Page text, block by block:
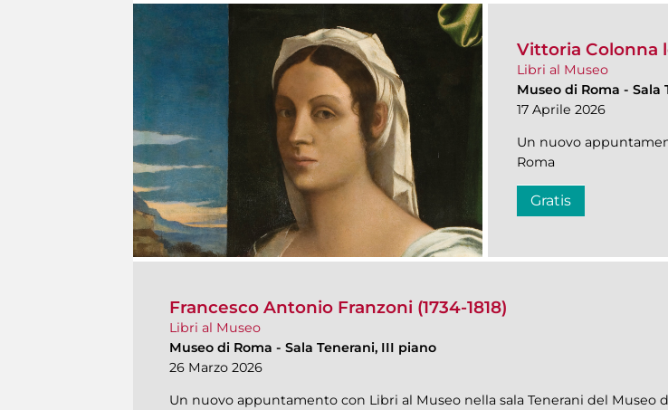
Vittoria Colonna
Libri al Museo
Museo di Roma - Sala
17 Aprile 2026
Un nuovo
Roma
Gratis
Francesco Antonio Franzoni (1734-1818)
Libri al Museo
Museo di Roma - Sala Tenerani, III piano
26 Marzo 2026
Un nuovo appuntamento con Libri al Museo nella sala Tenerani del Museo